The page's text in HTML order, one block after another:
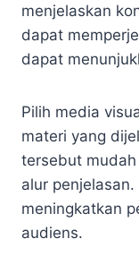
menjelaskan
dapat
dapat
Pilih media
materi yang
tersebut
alur
meningkatkan
audiens.